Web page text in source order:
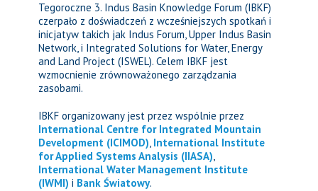
Tegoroczne 3. Indus Basin Knowledge Forum (IBKF)
czerpało z doświadczeń z wcześniejszych spotkań i
inicjatyw takich jak Indus Forum, Upper Indus Basin
Network, i Integrated Solutions for Water, Energy
and Land Project (ISWEL). Celem IBKF jest
wzmocnienie zrównoważonego zarządzania
zasobami.
IBKF organizowany jest przez wspólnie przez
International Centre for Integrated Mountain
Development (ICIMOD), International Institute
for Applied Systems Analysis (IIASA),
International Water Management Institute
(IWMI) i Bank Światowy.